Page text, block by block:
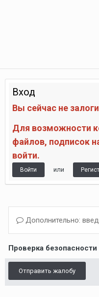
Вход
Вы сейчас не
Для возможности
файлов, подписок
войти.
Войти или
Дополнительно:
Проверка безопасности
Отправить жалобу